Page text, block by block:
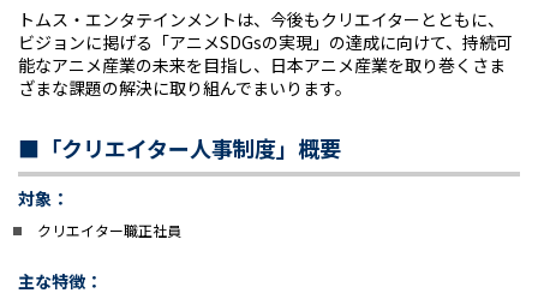
トムス・エンタテインメントは、今後もクリエイターとともに、
ビジョンに掲げる「アニメSDGsの実現」の達成に向けて、持続可
能なアニメ産業の未来を目指し、日本アニメ産業を取り巻くさま
ざまな課題の解決に取り組んでまいります。
■「クリエイター人事制度」概要
対象：
クリエイター職正社員
主な特徴：